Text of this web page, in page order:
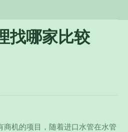
找哪家比较
商机的项目，随着进口水管在水管